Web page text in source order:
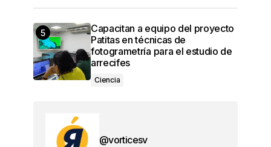
Capacitan a equipo del proyecto
Patitas en técnicas de
fotogrametría para el estudio de
arrecifes
Ciencia
@vorticesv